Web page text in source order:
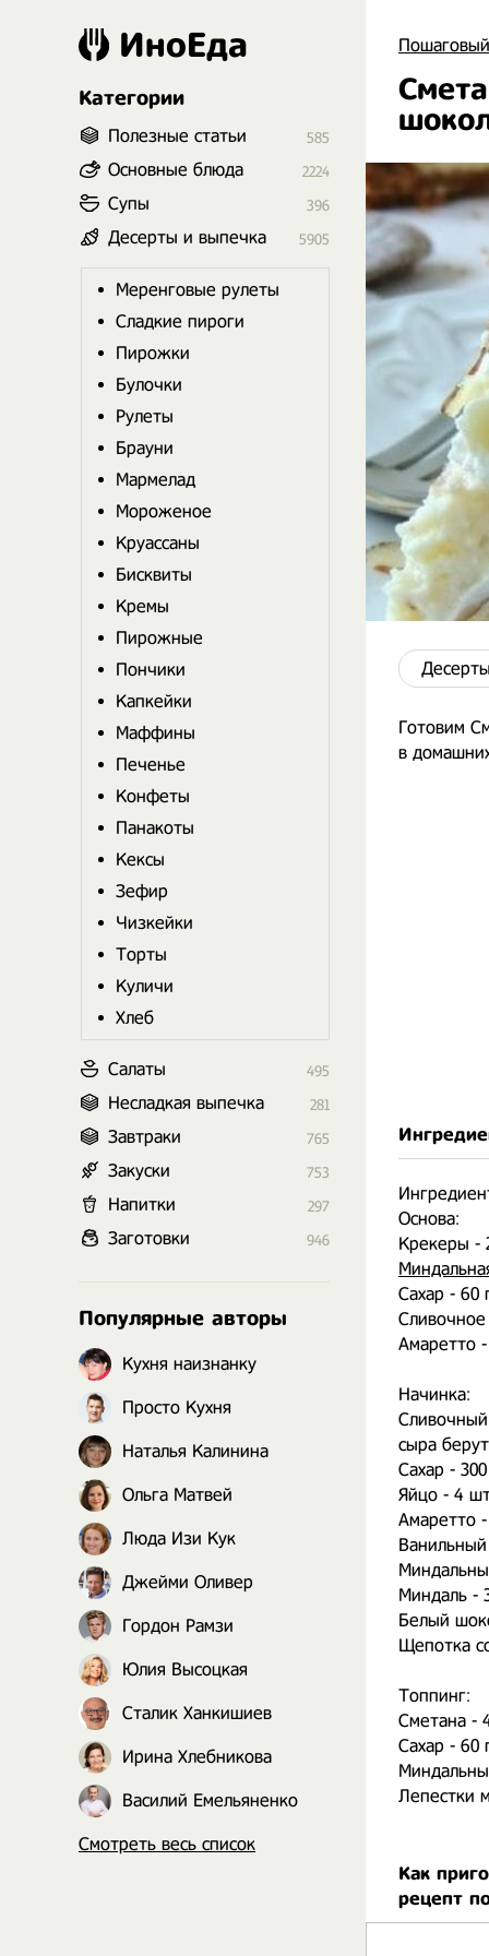
Готовим
в
Основа:
Крекеры -
Сахар - 60
Сливочное
Амаретто -
Начинка:
сыра
Сахар -
Яйцо - 4
Амаретто -
Ванильный
Миндаль -
Белый
Щепотка
Топпинг:
Сметана -
Сахар - 60
Лепестки
Как
рецепт
ИноЕда
Категории
Полезные статьи 585
Основные блюда 2224
Супы 396
Десерты и выпечка 5905
Меренговые рулеты
Сладкие пироги
Пирожки
Булочки
Рулеты
Брауни
Мармелад
Мороженое
Круассаны
Бисквиты
Кремы
Пирожные
Пончики
Капкейки
Маффины
Печенье
Конфеты
Панакоты
Кексы
Зефир
Чизкейки
Торты
Куличи
Хлеб
Салаты 495
Несладкая выпечка 281
Завтраки 765
Закуски 753
Напитки 297
Заготовки 946
Популярные авторы
Кухня наизнанку
Просто Кухня
Наталья Калинина
Ольга Матвей
Люда Изи Кук
Джейми Оливер
Гордон Рамзи
Юлия Высоцкая
Сталик Ханкишиев
Ирина Хлебникова
Василий Емельяненко
Смотреть весь список